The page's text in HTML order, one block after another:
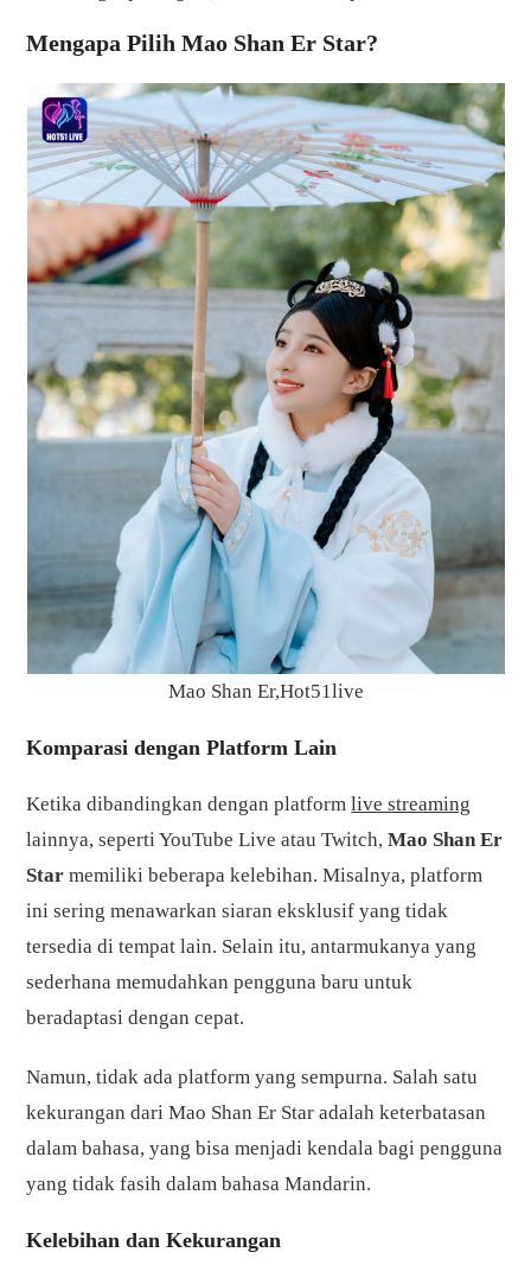
Mengapa Pilih Mao Shan Er Star?
Mao Shan Er,Hot51live
Komparasi dengan Platform Lain
Ketika dibandingkan dengan platformlive streaming
lainnya, seperti YouTube Live atau Twitch,Mao Shan Er
Star memiliki beberapa kelebihan. Misalnya, platform
ini sering menawarkan siaran eksklusif yang tidak
tersedia di tempat lain. Selain itu, antarmukanya yang
sederhana memudahkan pengguna baru untuk
beradaptasi dengan cepat.
Namun, tidak ada platform yang sempurna. Salah satu
kekurangan dari Mao Shan Er Star adalah keterbatasan
dalam bahasa, yang bisa menjadi kendala bagi pengguna
yang tidak fasih dalam bahasa Mandarin.
Kelebihan dan Kekurangan